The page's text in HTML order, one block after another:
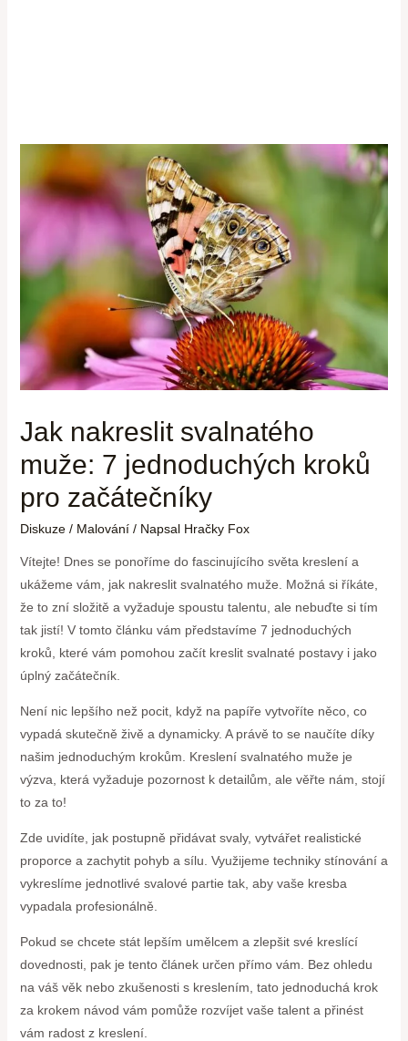
Jak nakreslit svalnatého
muže: 7 jednoduchých kroků
pro začátečníky
Diskuze / Malování/ Napsal Hračky Fox
Vítejte! Dnes se ponoříme do fascinujícího světa kreslení a
ukážeme vám, jak nakreslit svalnatého muže. Možná si říkáte,
že to zní složitě a vyžaduje spoustu talentu, ale nebuďte si tím
tak jistí! V tomto článku vám představíme 7 jednoduchých
kroků, které vám pomohou začít kreslit svalnaté postavy i jako
úplný začátečník.
Není nic lepšího než pocit, když na papíře vytvoříte něco, co
vypadá skutečně živě a dynamicky. A právě to se naučíte díky
našim jednoduchým krokům. Kreslení svalnatého muže je
výzva, která vyžaduje pozornost k detailům, ale věřte nám, stojí
to za to!
Zde uvidíte, jak postupně přidávat svaly, vytvářet realistické
proporce a zachytit pohyb a sílu. Využijeme techniky stínování a
vykreslíme jednotlivé svalové partie tak, aby vaše kresba
vypadala profesionálně.
Pokud se chcete stát lepším umělcem a zlepšit své kreslící
dovednosti, pak je tento článek určen přímo vám. Bez ohledu
na váš věk nebo zkušenosti s kreslením, tato jednoduchá krok
za krokem návod vám pomůže rozvíjet vaše talent a přinést
vám radost z kreslení.